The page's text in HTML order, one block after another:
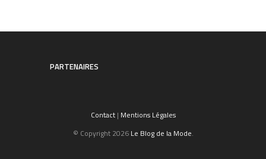
PARTENAIRES
Contact| Mentions Légales
© Copyright 2026 Le Blog de la Mode.